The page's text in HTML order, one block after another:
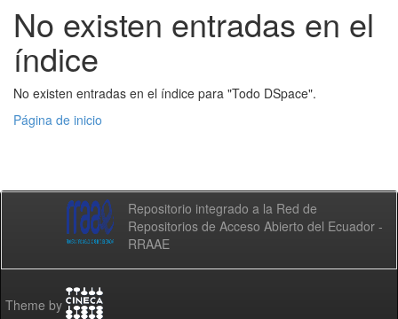
No existen entradas en el
índice
No existen entradas en el índice para "Todo DSpace".
Página de inicio
Repositorio integrado a la Red de
Repositorios de Acceso Abierto del Ecuador -
RRAAE
Theme by